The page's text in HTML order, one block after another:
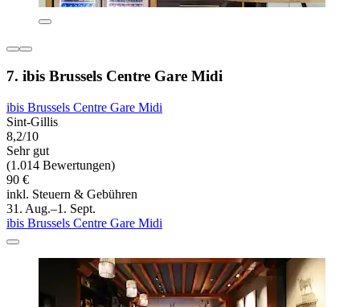
7. ibis Brussels Centre Gare Midi
ibis Brussels Centre Gare Midi
Sint-Gillis
8,2/10
Sehr gut
(1.014 Bewertungen)
90 €
inkl. Steuern & Gebühren
31. Aug.–1. Sept.
ibis Brussels Centre Gare Midi